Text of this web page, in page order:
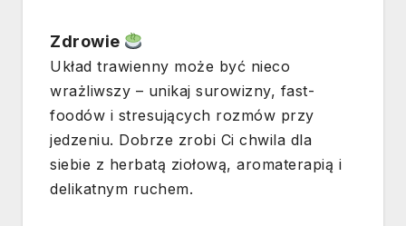
Zdrowie
Układ trawienny może być nieco
wrażliwszy – unikaj surowizny, fast-
foodów i stresujących rozmów przy
jedzeniu. Dobrze zrobi Ci chwila dla
siebie z herbatą ziołową, aromaterapią i
delikatnym ruchem.